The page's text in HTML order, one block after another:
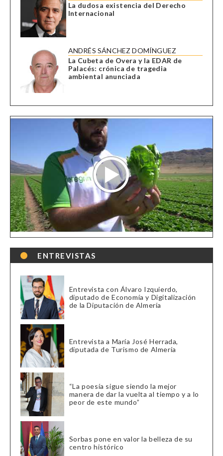
La dudosa existencia del Derecho
Internacional
ANDRÉS SÁNCHEZ DOMÍNGUEZ
La Cubeta de Overa y la EDAR de
Palacés: crónica de tragedia
ambiental anunciada
ENTREVISTAS
Entrevista con Álvaro Izquierdo,
diputado de Economía y Digitalización
de la Diputación de Almería
Entrevista a María José Herrada,
diputada de Turismo de Almería
“La poesía sigue siendo la mejor
manera de dar la vuelta al tiempo y a lo
peor de este mundo”
Sorbas pone en valor la belleza de su
centro histórico